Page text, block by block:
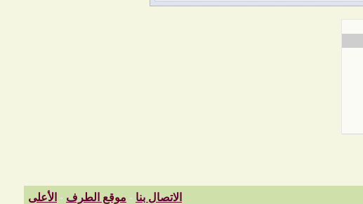
الاتصال بنا - موقع الطرف - الأعلى